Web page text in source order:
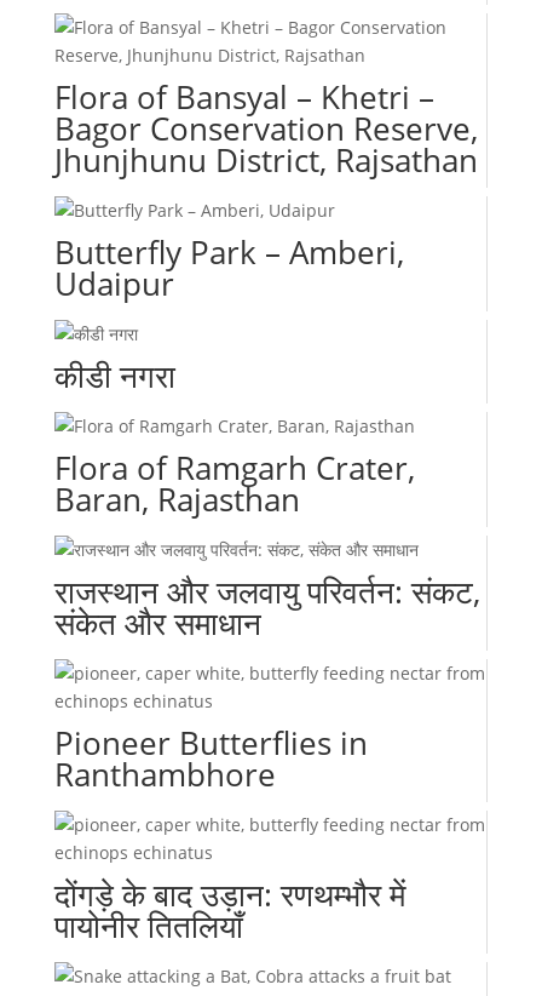
Flora of Bansyal – Khetri –
Bagor Conservation Reserve,
Jhunjhunu District, Rajsathan
Butterfly Park – Amberi,
Udaipur
कीडी नगरा
Flora of Ramgarh Crater,
Baran, Rajasthan
राजस्थान और जलवायु परिवर्तन: संकट,
संकेत और समाधान
Pioneer Butterflies in
Ranthambhore
दोंगड़े के बाद उड़ान: रणथम्भौर में
पायोनीर तितलियाँ